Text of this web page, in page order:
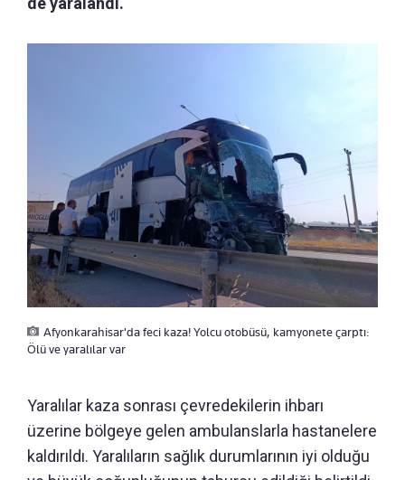
Afyonkarahisar'da feci kaza! Yolcu otobüsü, kamyonete çarptı:
Ölü ve yaralılar var
Yaralılar kaza sonrası çevredekilerin ihbarı
üzerine bölgeye gelen ambulanslarla hastanelere
kaldırıldı. Yaralıların sağlık durumlarının iyi olduğu